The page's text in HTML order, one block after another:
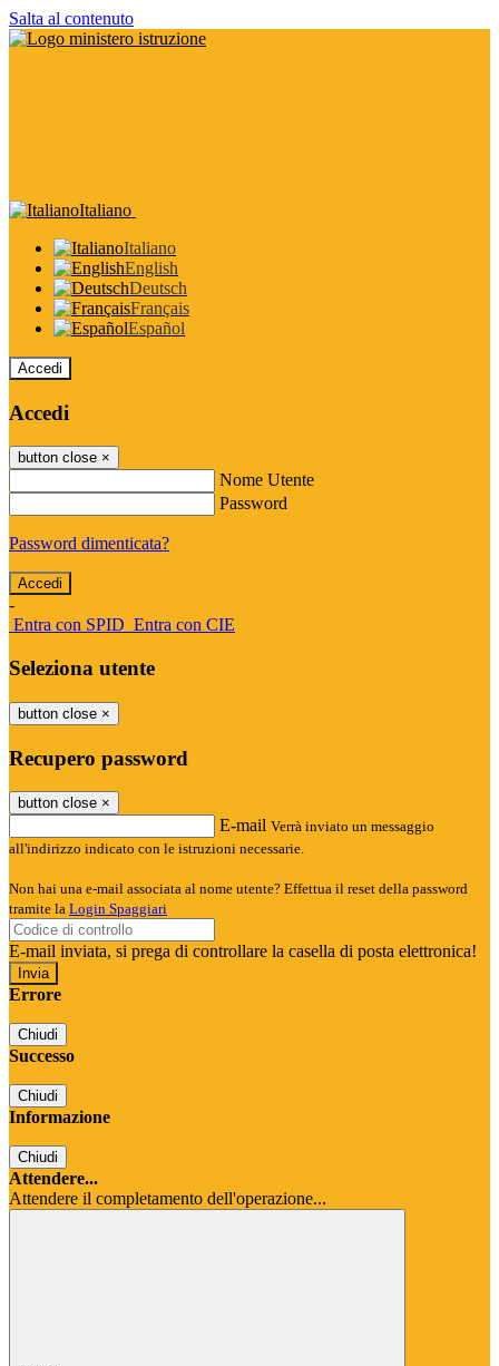
Salta al contenuto
Italiano
Italiano
English
Deutsch
Français
Español
Accedi
Accedi
button close ×
Nome Utente
Password
Password dimenticata?
-
Entra con SPID Entra con CIE
Seleziona utente
button close ×
Recupero password
button close ×
E-mail Verrà inviato un messaggio
all'indirizzo indicato con le istruzioni necessarie.
Non hai una e-mail associata al nome utente? Effettua il reset della password
tramite la Login Spaggiari
E-mail inviata, si prega di controllare la casella di posta elettronica!
Errore
Chiudi
Successo
Chiudi
Informazione
Chiudi
Attendere...
Attendere il completamento dell'operazione...